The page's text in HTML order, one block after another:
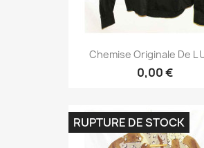
Chemise Originale De L
0,00 €
RUPTURE DE STOCK